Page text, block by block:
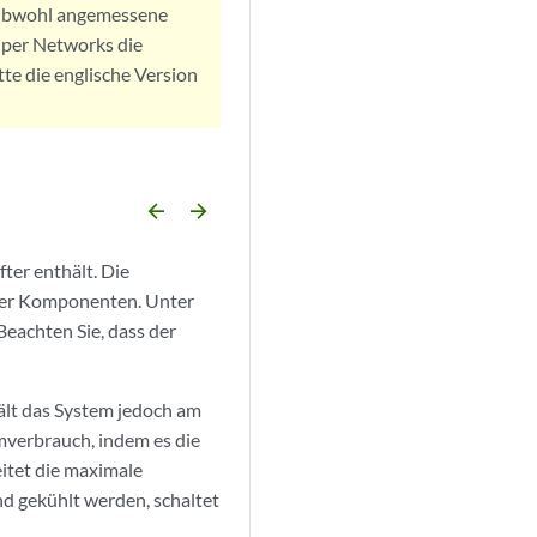
angemessene
Networks die
die englische Version
arrow_backward arrow_forward
enthält. Die
Komponenten. Unter
Sie, dass der
das System jedoch am
indem es die
die maximale
gekühlt werden, schaltet